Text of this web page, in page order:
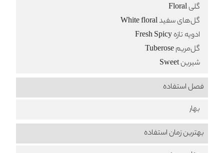
گلی Floral
گل‌های سفید White floral
ادویه تازه Fresh Spicy
گل‌مریم Tuberose
شیرین Sweet
فصل استفاده
بهار
بهترین زمان استفاده